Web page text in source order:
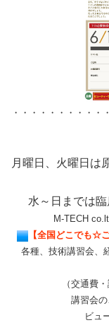
・・・・・・・・・・
月曜日、火曜日は
水～日までは臨
M-TECH
【全国どこでも☆
各種、技術講習会、
（交通費
講習会
ビュ